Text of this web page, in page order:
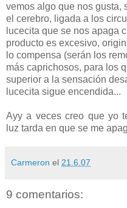
vemos algo que nos gusta,
el cerebro, ligada a los
lucecita que se nos apaga
producto es excesivo,
lo compensa (serán los
más caprichosos, para los
superior a la sensación
lucecita sigue encendida...
Ayy a veces creo que yo
luz tarda en que se me
Carmeron el 21.6.07
9 comentarios: